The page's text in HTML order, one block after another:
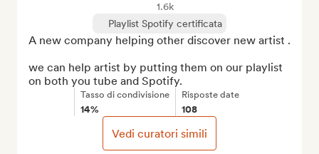
1.6k
Playlist Spotify certificata
A new company helping other discover new artist .
we can help artist by putting them on our playlist
on both you tube and Spotify.
Tasso di condivisione
14%
Risposte date
108
Vedi curatori simili